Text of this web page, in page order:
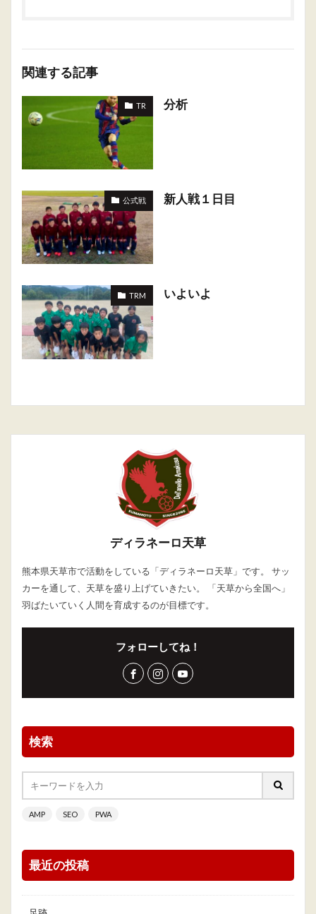
関連する記事
TR 分析
公式戦 新人戦１日目
TRM いよいよ
ディラネーロ天草
熊本県天草市で活動をしている「ディラネーロ天草」です。 サッ
カーを通して、天草を盛り上げていきたい。 「天草から全国へ」
羽ばたいていく人間を育成するのが目標です。
フォローしてね！
検索
AMP SEO PWA
最近の投稿